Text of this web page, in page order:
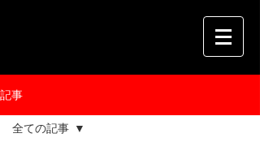
記事
全ての記事